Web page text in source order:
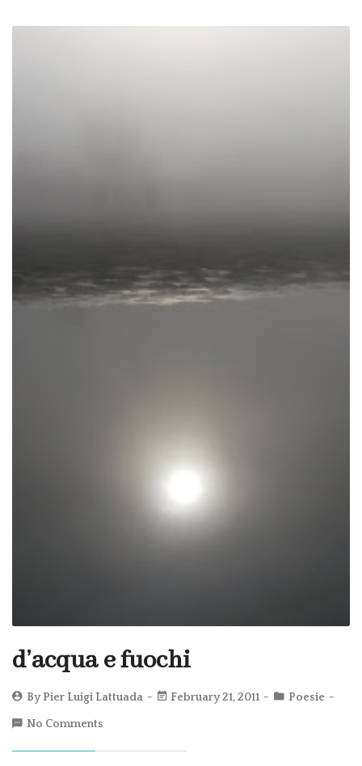
d’acqua e fuochi
ByPier Luigi Lattuada February 21, 2011 Poesie
No Comments